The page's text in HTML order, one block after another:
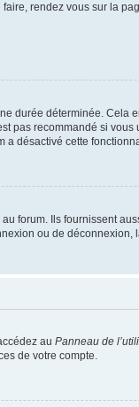
rendez vous sur la
durée déterminée. Cela
pas recommandé si
a désactivé cette
forum. Ils fournissent
ou de
au Panneau de
de votre compte.